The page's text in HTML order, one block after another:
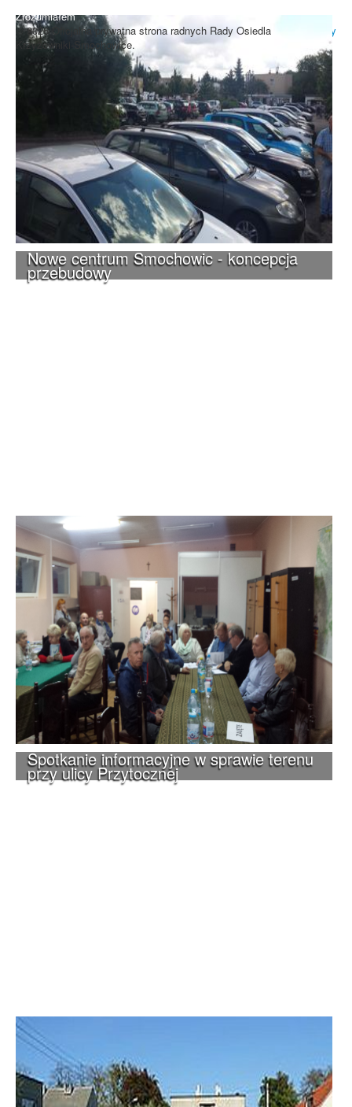
Nowe centrum Smochowic - koncepcja
przebudowy
Spotkanie informacyjne w sprawie terenu
przy ulicy Przytocznej
Zrozumiałem
Do góry
© 2026 Oficjalna prywatna strona radnych Rady Osiedla
Krzyżowniki-Smochowice.